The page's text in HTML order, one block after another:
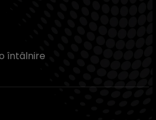
întâlnire